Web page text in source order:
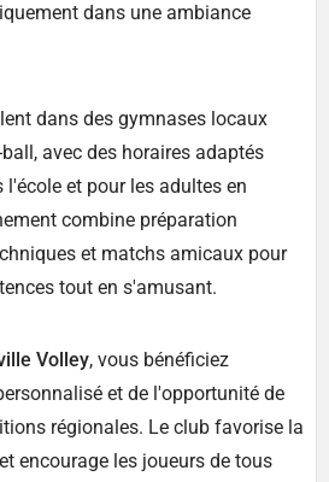
dans une ambiance
dans des gymnases locaux
avec des horaires adaptés
et pour les adultes en
combine préparation
et matchs amicaux pour
tout en s'amusant.
Volley, vous bénéficiez
et de l'opportunité de
régionales. Le club favorise la
encourage les joueurs de tous